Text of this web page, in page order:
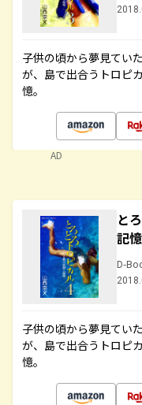
子供の頃から夢見てい
が、島で出合うトロピ
憶。
AD
と
記
D-
子供の頃から夢見てい
が、島で出合うトロピ
憶。